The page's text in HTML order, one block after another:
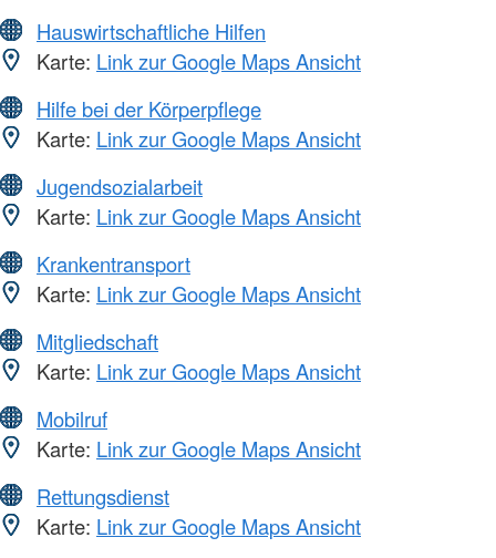
Hauswirtschaftliche Hilfen
Karte: Link zur Google Maps Ansicht
Hilfe bei der Körperpflege
Karte: Link zur Google Maps Ansicht
Jugendsozialarbeit
Karte: Link zur Google Maps Ansicht
Krankentransport
Karte: Link zur Google Maps Ansicht
Mitgliedschaft
Karte: Link zur Google Maps Ansicht
Mobilruf
Karte: Link zur Google Maps Ansicht
Rettungsdienst
Karte: Link zur Google Maps Ansicht